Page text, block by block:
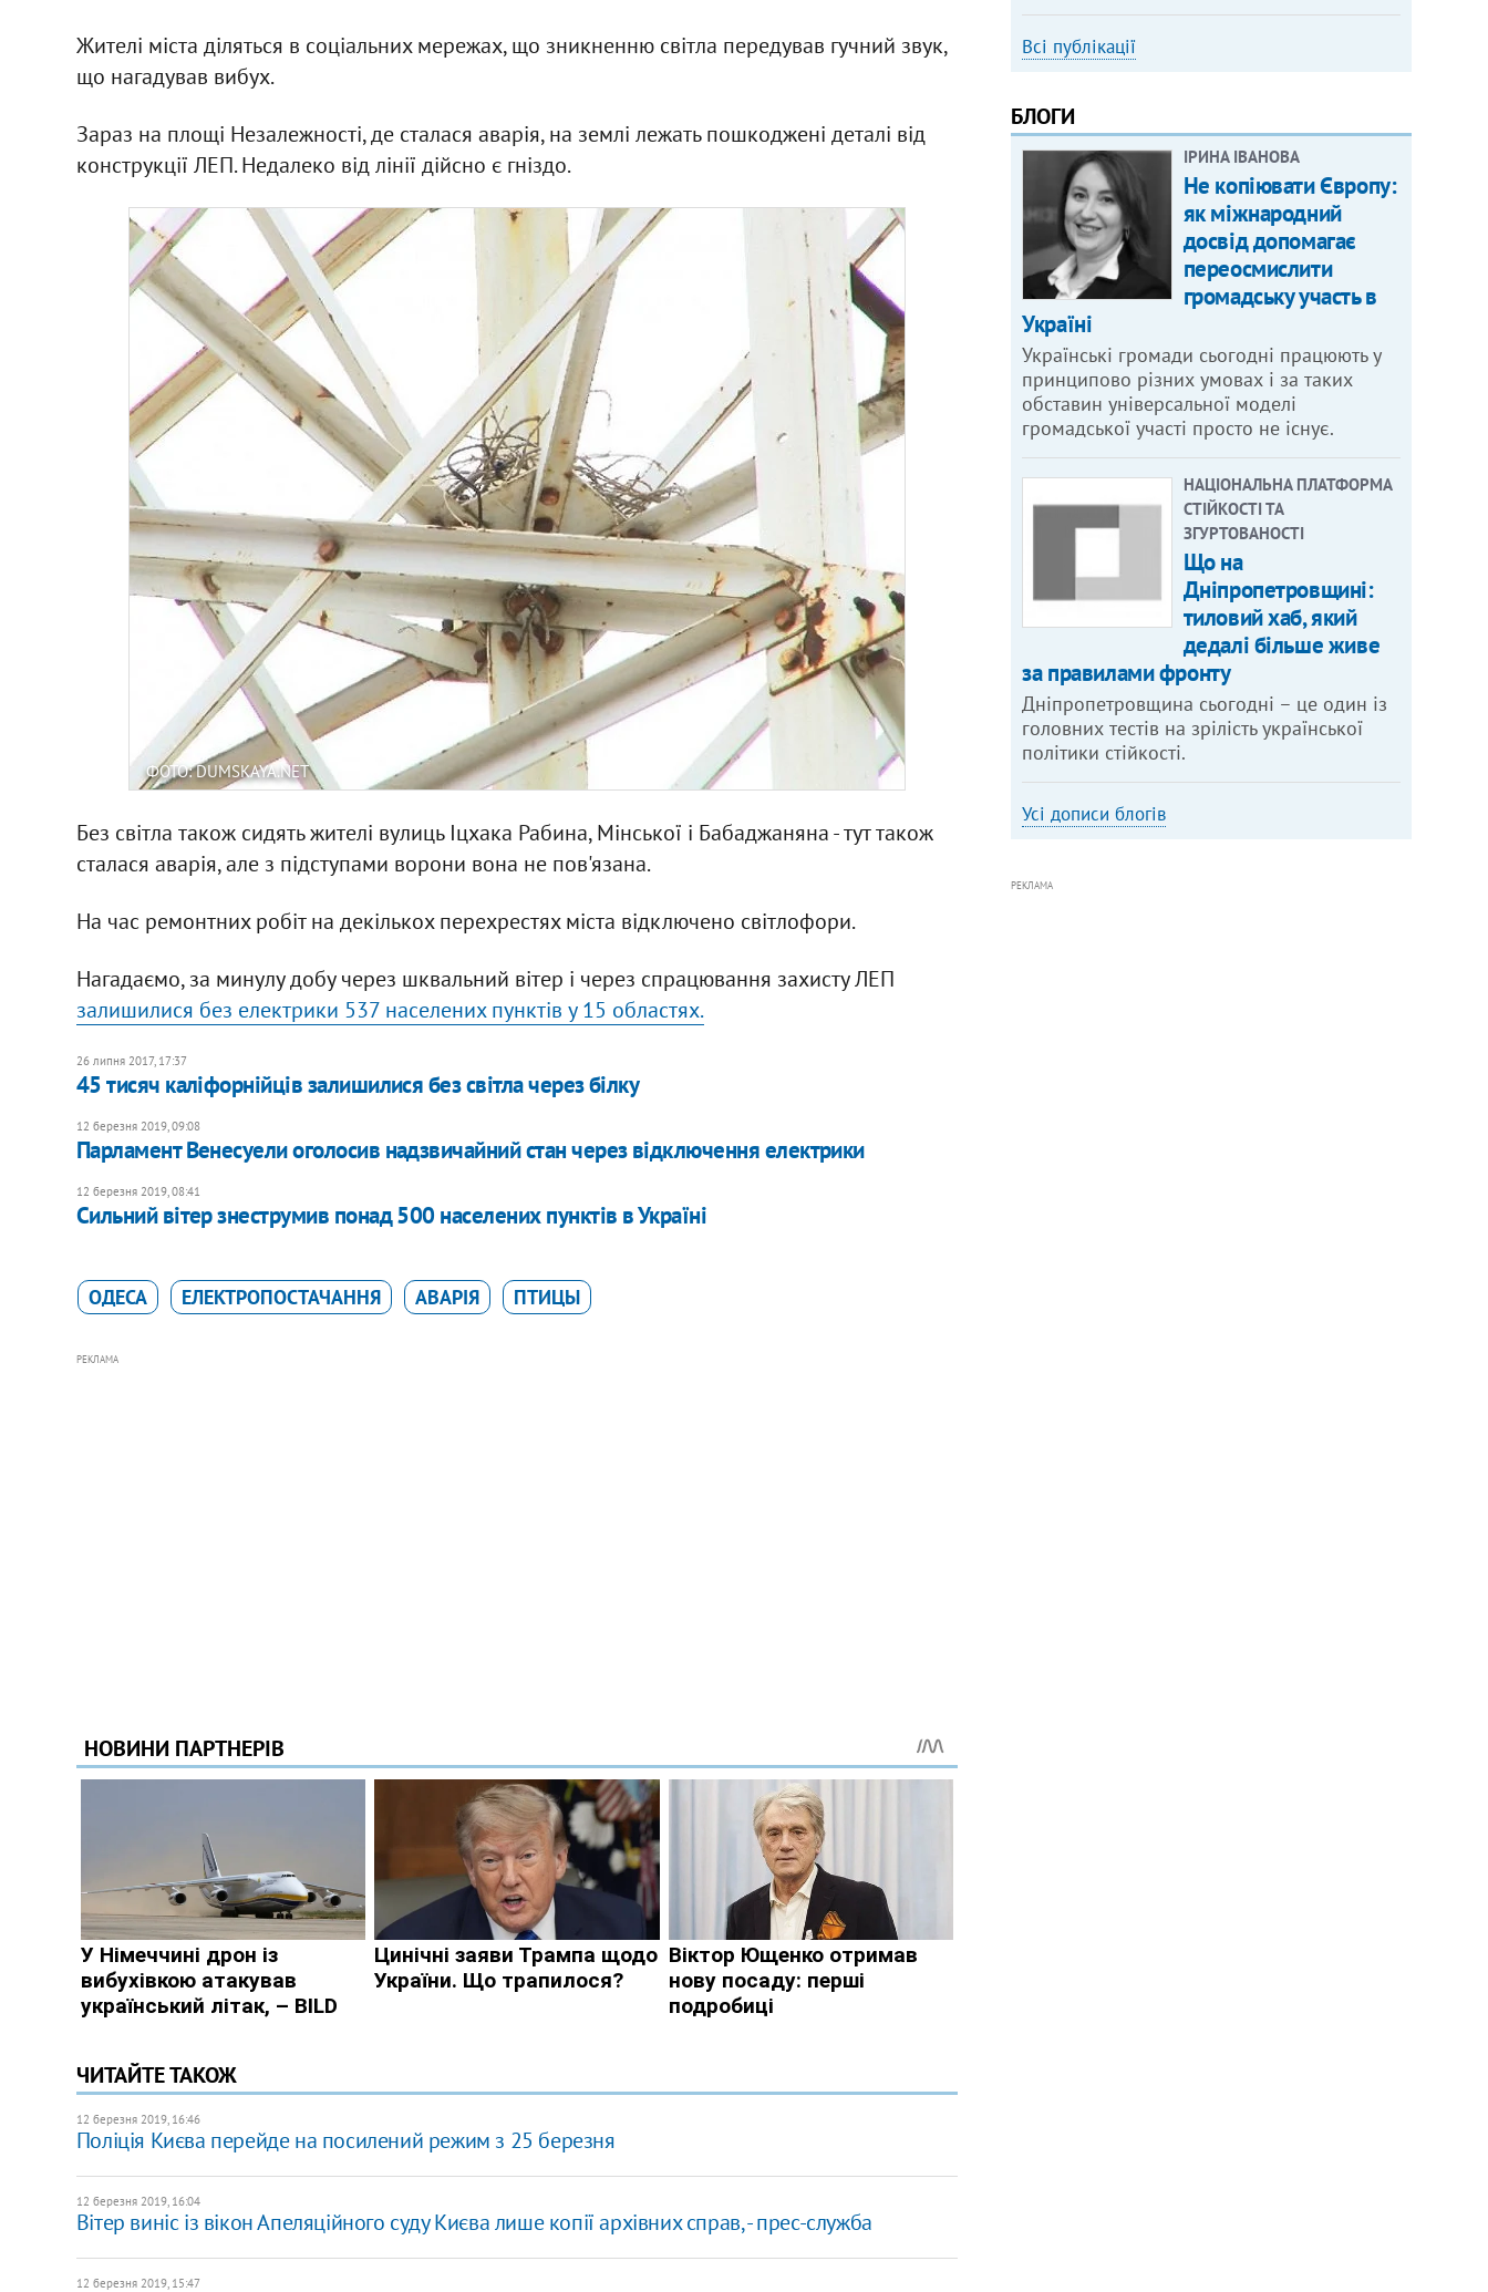
Жителі міста діляться в соціальних мережах, що зникненню світла передував гучний звук,
що нагадував вибух.
Зараз на площі Незалежності, де сталася аварія, на землі лежать пошкоджені деталі від
конструкції ЛЕП. Недалеко від лінії дійсно є гніздо.
ФОТО: DUMSKAYA.NET
Без світла також сидять жителі вулиць Іцхака Рабина, Мінської і Бабаджаняна - тут також
сталася аварія, але з підступами ворони вона не пов'язана.
На час ремонтних робіт на декількох перехрестях міста відключено світлофори.
Нагадаємо, за минулу добу через шквальний вітер і через спрацювання захисту ЛЕП
залишилися без електрики 537 населених пунктів у 15 областях.
26 липня 2017, 17:37
45 тисяч каліфорнійців залишилися без світла через білку
12 березня 2019, 09:08
Парламент Венесуели оголосив надзвичайний стан через відключення електрики
12 березня 2019, 08:41
Сильний вітер знеструмив понад 500 населених пунктів в Україні
ОДЕСА ЕЛЕКТРОПОСТАЧАННЯ АВАРІЯ ПТИЦЫ
РЕКЛАМА
ЧИТАЙТЕ ТАКОЖ
12 березня 2019, 16:46
Поліція Києва перейде на посилений режим з 25 березня
12 березня 2019, 16:04
Вітер виніс із вікон Апеляційного суду Києва лише копії архівних справ, - прес-служба
12 березня 2019, 15:47
Всі публікації
БЛОГИ
ІРИНА ІВАНОВА
Не копіювати Європу:
як міжнародний
досвід допомагає
переосмислити
громадську участь в
Україні
Українські громади сьогодні працюють у
принципово різних умовах і за таких
обставин універсальної моделі
громадської участі просто не існує.
НАЦІОНАЛЬНА ПЛАТФОРМА
СТІЙКОСТІ ТА
ЗГУРТОВАНОСТІ
Що на
Дніпропетровщині:
тиловий хаб, який
дедалі більше живе
за правилами фронту
Дніпропетровщина сьогодні – це один із
головних тестів на зрілість української
політики стійкості.
Усі дописи блогів
РЕКЛАМА